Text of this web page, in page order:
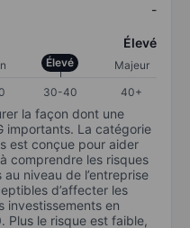
-
Élevé
Élevé
Majeur
30-40 40+
la façon dont une
importants. La catégorie
est conçue pour aider
comprendre les risques
niveau de l’entreprise
d’affecter les
investissements en
Plus le risque est faible,